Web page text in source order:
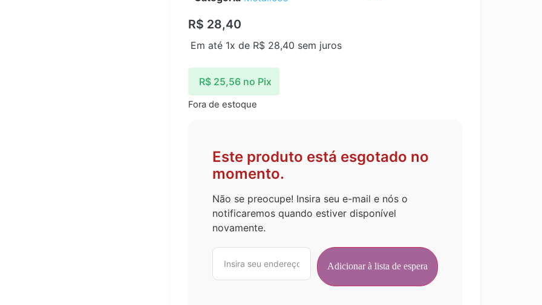
R$ 28,40
Em até 1x de R$ 28,40 sem juros
R$25,56 no Pix
Fora de estoque
Este produto está esgotado no
momento.
Não se preocupe! Insira seu e-mail e nós o
notificaremos quando estiver disponível
novamente.